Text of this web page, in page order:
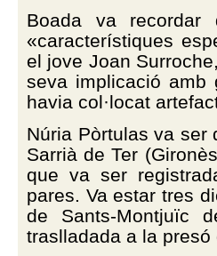
Boada va
«característiques
el jove Joan
seva implicació
havia col·locat
Núria Pòrtulas va ser
Sarrià de Ter
que va ser
pares. Va estar tres
de Sants-Montjuïc
traslladada a la